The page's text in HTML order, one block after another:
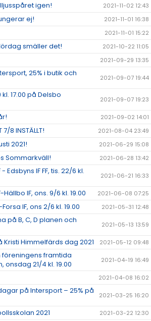
igen! 2021-11-02 12:43
ej! 2021-11-01 16:38
2021-11-01 15:22
smäller det! 2021-10-22 11:05
2021-09-29 13:35
25% i butik och
2021-09-07 19:44
17.00 på Delsbo
2021-09-07 19:23
2021-09-02 14:01
7/8 INSTÄLLT! 2021-08-04 23:49
2021! 2021-06-29 15:08
Sommarkväll! 2021-06-28 13:42
Edsbyns IF FF, tis. 22/6 kl.
2021-06-21 16:33
IF, ons. 9/6 kl. 19.00 2021-06-08 07:25
IF, ons 2/6 kl. 19.00 2021-05-31 12:48
på B, C, D planen och
2021-05-13 13:59
Himmelfärds dag 2021 2021-05-12 09:48
framtida
onsdag 21/4 kl. 19.00
2021-04-19 16:49
2021-04-08 16:02
på Intersport – 25% på
2021-03-25 16:20
2021 2021-03-22 12:30